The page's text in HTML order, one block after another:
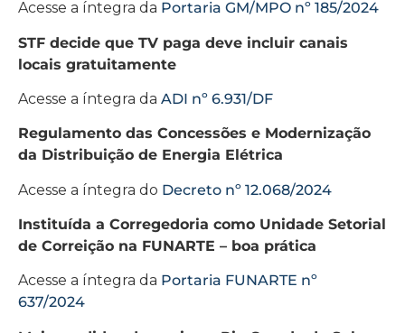
Acesse a íntegra da Portaria GM/MPO nº 185/2024
STF decide que TV paga deve incluir canais
locais gratuitamente
Acesse a íntegra da ADI nº 6.931/DF
Regulamento das Concessões e Modernização
da Distribuição de Energia Elétrica
Acesse a íntegra do Decreto nº 12.068/2024
Instituída a Corregedoria como Unidade Setorial
de Correição na FUNARTE – boa prática
Acesse a íntegra da Portaria FUNARTE nº
637/2024